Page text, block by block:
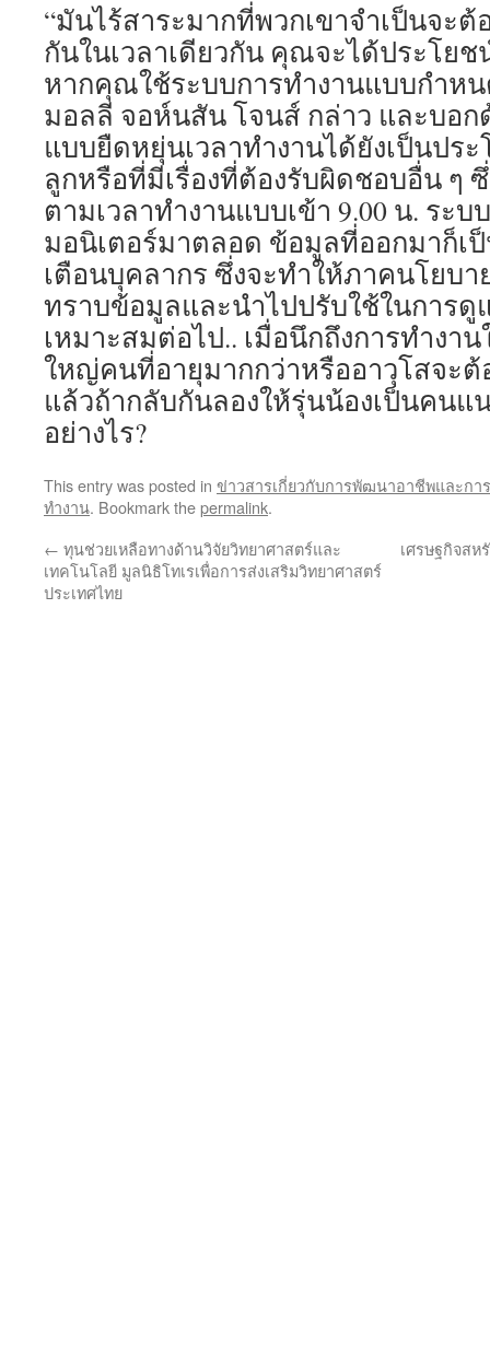
“มันไร้สาระมากที่พวกเขาจำเป็นจะ
กันในเวลาเดียวกัน คุณจะได้ประโย
หากคุณใช้ระบบการทำงานแบบกำหน
มอลลี จอห์นสัน โจนส์ กล่าว และบอก
แบบยืดหยุ่นเวลาทำงานได้ยังเป็นปร
ลูกหรือที่มีเรื่องที่ต้องรับผิดชอบอื่น ๆ
ตามเวลาทำงานแบบเข้า 9.00 น. ระ
มอนิเตอร์มาตลอด ข้อมูลที่ออกมาก็
เตือนบุคลากร ซึ่งจะทำให้ภาคนโยบา
ทราบข้อมูลและนำไปปรับใช้ในการดู
เหมาะสมต่อไป.. เมื่อนึกถึงการทำงา
ใหญ่คนที่อายุมากกว่าหรืออาวุโสจะ
แล้วถ้ากลับกันลองให้รุ่นน้องเป็นคนแ
อย่างไร?
This entry was posted in ข่าวสารเกี่ยวกับการพัฒนาอาชีพและกา
ทำงาน. Bookmark thepermalink.
← ทุนช่วยเหลือทางด้านวิจัยวิทยาศาสตร์และ
เทคโนโลยี มูลนิธิโทเรเพื่อการส่งเสริมวิทยาศาสตร์
ประเทศไทย
เศรษฐกิจสห